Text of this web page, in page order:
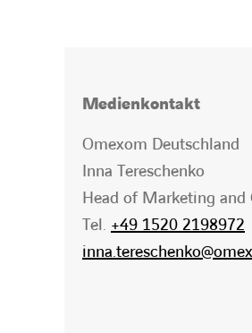
Medienkontakt
Omexom Deutschland
Inna Tereschenko
Head of Marketing
Tel. +49 1520 2198972